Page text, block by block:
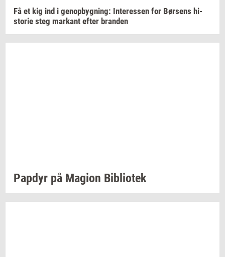
Få et kig ind i genop­byg­ning: In­ter­es­sen for Bør­sens hi­
sto­rie steg mar­kant efter bran­den
Pap­dyr på Magion Bi­bli­o­tek